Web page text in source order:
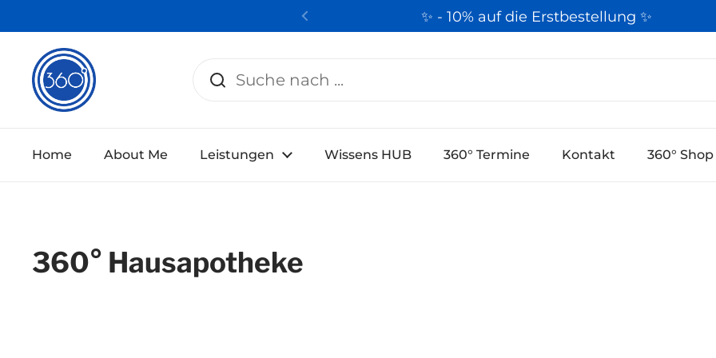
Zurück
✨ - 10% auf die Erstbestellung ✨
Home About Me Leistungen Wissens HUB 360° Termine Kontakt 360°
360° Hausapotheke